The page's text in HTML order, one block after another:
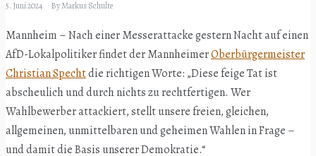
5. Juni 2024 ByMarkus Schulte
Mannheim – Nach einer Messerattacke gestern Nacht auf einen
AfD-Lokalpolitiker findet der MannheimerOberbürgermeister
Christian Spechtdie richtigen Worte: „Diese feige Tat ist
abscheulich und durch nichts zu rechtfertigen. Wer
Wahlbewerber attackiert, stellt unsere freien, gleichen,
allgemeinen, unmittelbaren und geheimen Wahlen in Frage –
und damit die Basis unserer Demokratie.“